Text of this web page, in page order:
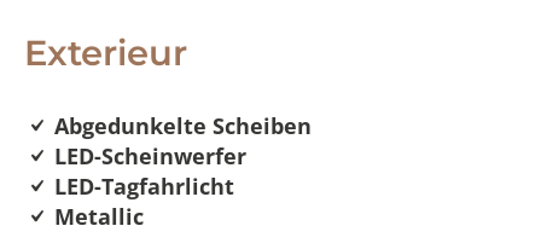
Exterieur
Abgedunkelte Scheiben
LED-Scheinwerfer
LED-Tagfahrlicht
Metallic